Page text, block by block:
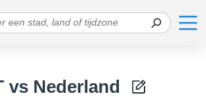
vs Nederland